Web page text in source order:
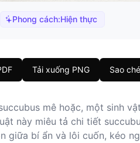
Phong cách:Hiện thực
Tải xuống PNG Sao
mê hoặc, một sinh
này miêu tả chi tiết
giữa bí ẩn và lôi cuốn, kéo